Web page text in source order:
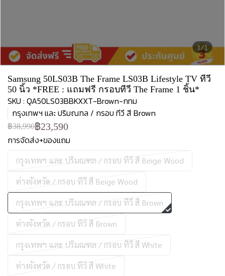
1/1
Samsung 50LS03B The Frame LS03B Lifestyle TV ทีวี
50 นิ้ว *FREE : แถมฟรี กรอบทีวี The Frame 1 ชิ้น*
SKU : QA50LS03BBKXXT-Brown-กทม
กรุงเทพฯ และ ปริมณฑล / กรอบ ทีวี สี Brown
฿38,990฿23,590
การจัดส่ง+ของแถม
กรุงเทพฯ และ ปริมณฑล / กรอบ ทีวี สี Beige Wood
ต่างจังหวัด / กรอบ ทีวี สี Beige Wood
กรุงเทพฯ และ ปริมณฑล / กรอบ ทีวี สี Brown
ต่างจังหวัด / กรอบ ทีวี สี Brown
กรุงเทพฯ และ ปริมณฑล / กรอบ ทีวี สี White
ต่างจังหวัด / กรอบ ทีวี สี White